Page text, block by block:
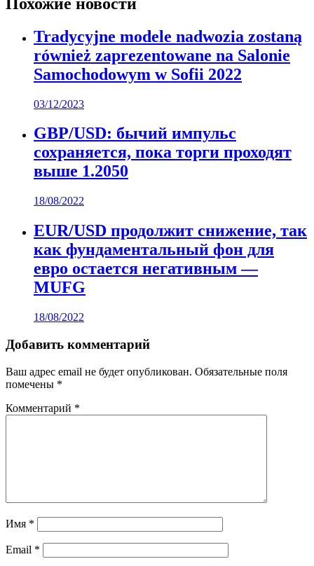
Tradycyjne modele nadwozia zostaną
również zaprezentowane na Salonie
Samochodowym w Sofii 2022
03/12/2023
GBP/USD: бычий импульс
сохраняется, пока торги проходят
выше 1.2050
18/08/2022
EUR/USD продолжит снижение, так
как фундаментальный фон для
евро остается негативным —
MUFG
18/08/2022
Добавить комментарий
Ваш адрес email не будет опубликован. Обязательные поля
помечены *
Комментарий *
Имя *
Email *